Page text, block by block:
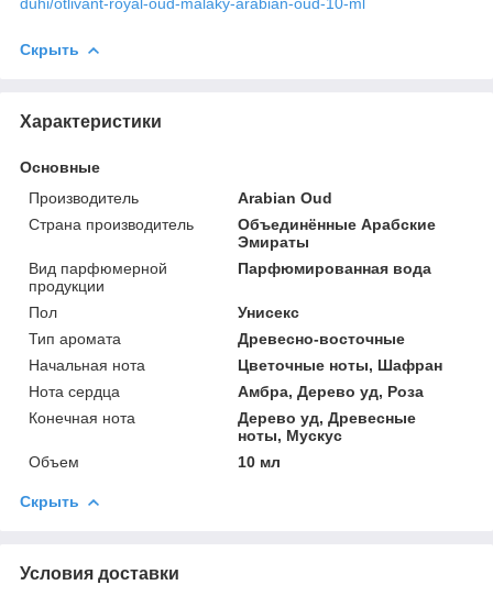
Скрыть
Характеристики
Основные
Производитель
Arabian Oud
Страна производитель
Объединённые Арабские
Эмираты
Вид парфюмерной
продукции
Парфюмированная вода
Пол
Унисекс
Тип аромата
Древесно-восточные
Начальная нота
Цветочные ноты, Шафран
Нота сердца
Амбра, Дерево уд, Роза
Конечная нота
Дерево уд, Древесные
ноты, Мускус
Объем
10 мл
Скрыть
Условия доставки